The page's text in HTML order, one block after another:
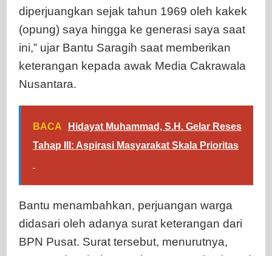
diperjuangkan sejak tahun 1969 oleh kakek
(opung) saya hingga ke generasi saya saat
ini,” ujar Bantu Saragih saat memberikan
keterangan kepada awak Media Cakrawala
Nusantara.
BACA
Hidayat Muhammad, S.H. Gelar Reses
Tahap III: Aspirasi Masyarakat Skala Prioritas
Bantu menambahkan, perjuangan warga
didasari oleh adanya surat keterangan dari
BPN Pusat. Surat tersebut, menurutnya,